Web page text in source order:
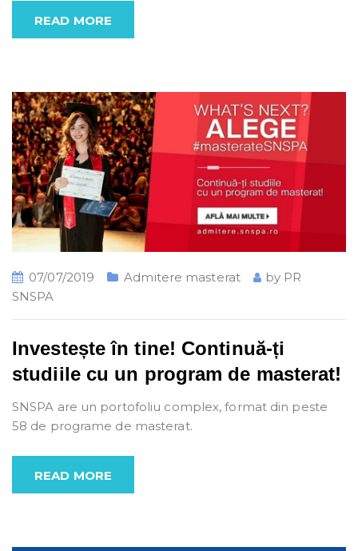
READ MORE
07/07/2019 Admitere masterat by PR
SNSPA
Investește în tine! Continuă-ți
studiile cu un program de masterat!
SNSPA are un portofoliu complex, format din peste
58 de programe de masterat.
READ MORE